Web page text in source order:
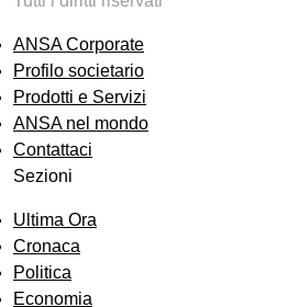
ANSA Corporate
Profilo societario
Prodotti e Servizi
ANSA nel mondo
Contattaci
Sezioni
Ultima Ora
Cronaca
Politica
Economia